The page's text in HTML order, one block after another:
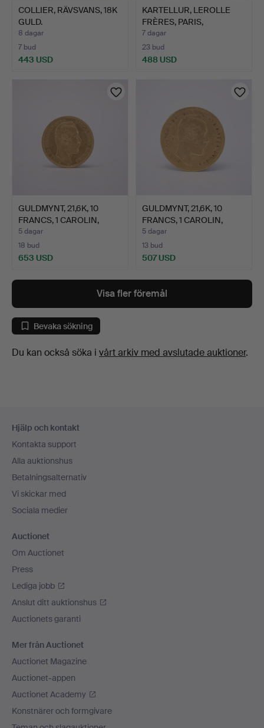
COLLIER, RÄVSVANS, 18K
GULD.
8 dagar
7 bud
443 USD
KARTELLUR, LEROLLE
FRÈRES, PARIS,
FÖRGYLLD…
7 dagar
23 bud
488 USD
GULDMYNT, 21,6K, 10
FRANCS, 1 CAROLIN,
CAR…
5 dagar
18 bud
653 USD
GULDMYNT, 21,6K, 10
FRANCS, 1 CAROLIN,
CAR…
5 dagar
13 bud
507 USD
Visa fler föremål
Bevaka sökning
Du kan också söka i vårt arkiv med avslutade auktioner.
Hjälp och kontakt
Kontakta support
Alla auktionshus
Betalningsalternativ
Vi skickar med
Sociala medier
Auctionet
Om Auctionet
Press
Lediga jobb
Anslut ditt auktionshus
Auctionets garanti
Mer från Auctionet
Auctionet Magazine
Auctionet-appen
Auctionet Academy
Konstnärer och formgivare